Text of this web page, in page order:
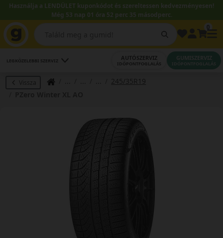
Használja a LENDÜLET kuponkódot és szereltessen kedvezményesen!
Még 53 nap 01 óra 52 perc 34 másodperc.
LEGKÖZELEBBI SZERVIZ AUTÓSZERVIZ
IDŐPONTFOGLALÁS
GUMISZERVIZ
IDŐPONTFOGLALÁS
Vissza
245/35R19